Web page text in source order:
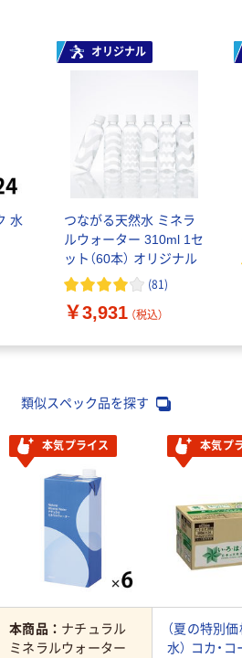
水
オリジナル
つながる天然水 ミネラ
ルウォーター 310ml 1セ
ット（60本） オリジナル
(81)
￥3,931 （税込）
類似スペック品を探す
本気プライス 本気プ
本商品： ナチュラル
ミネラルウォーター
（夏の特別価
水） コカ・